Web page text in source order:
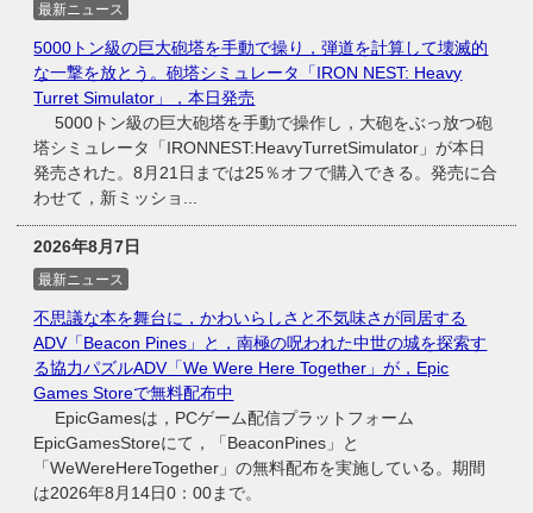
最新ニュース
5000トン級の巨大砲塔を手動で操り，弾道を計算して壊滅的
な一撃を放とう。砲塔シミュレータ「IRON NEST: Heavy
Turret Simulator」，本日発売
5000トン級の巨大砲塔を手動で操作し，大砲をぶっ放つ砲
塔シミュレータ「IRONNEST:HeavyTurretSimulator」が本日
発売された。8月21日までは25％オフで購入できる。発売に合
わせて，新ミッショ...
2026年8月7日
最新ニュース
不思議な本を舞台に，かわいらしさと不気味さが同居する
ADV「Beacon Pines」と，南極の呪われた中世の城を探索す
る協力パズルADV「We Were Here Together」が，Epic
Games Storeで無料配布中
EpicGamesは，PCゲーム配信プラットフォーム
EpicGamesStoreにて，「BeaconPines」と
「WeWereHereTogether」の無料配布を実施している。期間
は2026年8月14日0：00まで。